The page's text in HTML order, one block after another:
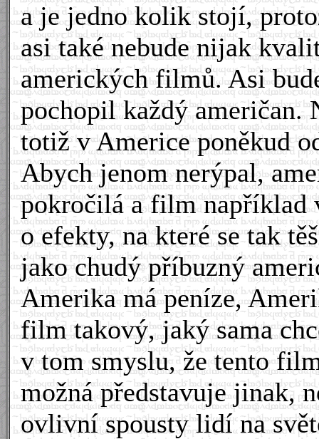
a je jedno kolik stojí,
asi také nebude nijak
amerických filmů. Asi
pochopil každý američan.
totiž v Americe poněkud
Abych jenom nerýpal,
pokročilá a film například
o efekty, na které se tak
jako chudý příbuzný
Amerika má peníze,
film takový, jaký sama
v tom smyslu, že tento
možná představuje jinak,
ovlivní spousty lidí na